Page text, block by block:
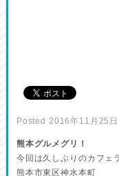
Posted 2016年11月25日
熊本グルメグリ！
今回は久しぶりのカフェ
熊本市東区神水本町